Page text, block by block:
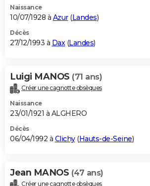
Naissance
10/07/1928 à Azur(Landes)
Décès
27/12/1993 à Dax(Landes)
Luigi MANOS (71 ans)
Créer une cagnotte obsèques
Naissance
23/01/1921 à ALGHERO
Décès
06/04/1992 à Clichy(Hauts-de-Seine)
Jean MANOS (47 ans)
Créer une cagnotte obsèques